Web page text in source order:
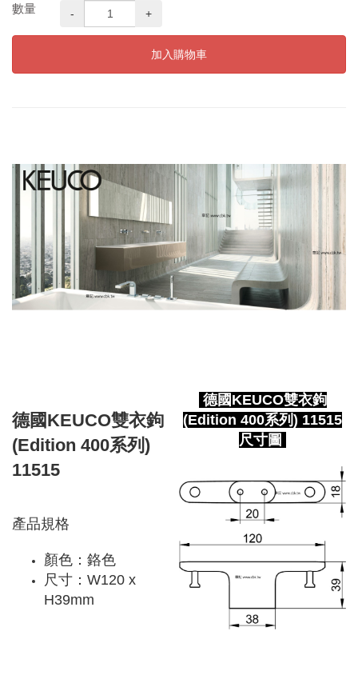
數量 - +
加入購物車
德國KEUCO雙衣鉤
(Edition 400系列)
11515
產品規格
顏色：鉻色
尺寸：W120 x
H39mm
德國KEUCO雙衣鉤
(Edition 400系列) 11515
尺寸圖